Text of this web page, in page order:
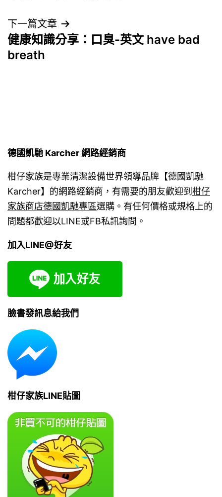
覽
下一篇文章
健康知識分享：口臭-英文 have bad
breath
德國凱馳 Karcher 網路經銷商
柑仔家族是專業清潔設備世界領導品牌【德國凱馳
Karcher】的網路經銷商，有需要的朋友歡迎到 柑仔
家族商店德國凱馳專區選購。有任何價格或規格上的
問題都歡迎以LINE或FB私訊詢問。
加入LINE@好友
臉書發訊息給我們
柑仔家族LINE貼圖